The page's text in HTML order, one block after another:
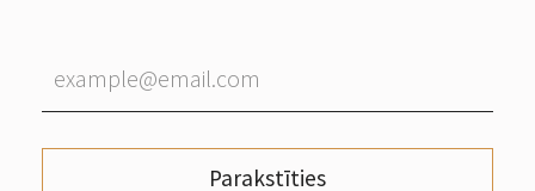
Parakstīties